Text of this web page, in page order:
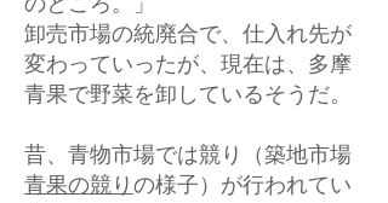
のところ。」
卸売市場の統廃合で、仕入れ先が
変わっていったが、現在は、多摩
青果で野菜を卸しているそうだ。
昔、青物市場では競り（築地市場
青果の競りの様子）が行われてい